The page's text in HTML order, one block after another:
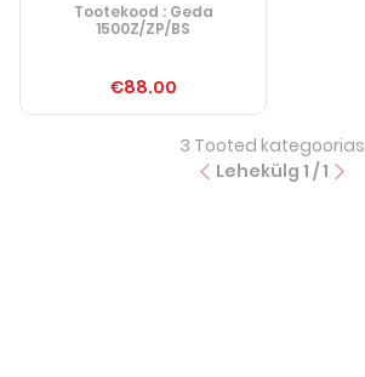
Tootekood : Geda
1500Z/ZP/BS
€88.00
3 Tooted kategoorias
Lehekülg 1 /1